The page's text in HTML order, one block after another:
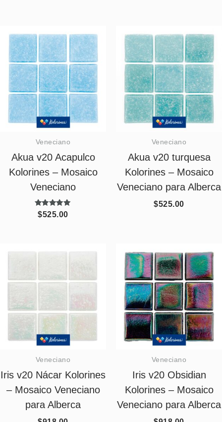
Veneciano
Akua v20 Acapulco
Kolorines – Mosaico
Veneciano
Valorado
con
$525.00
Veneciano
Akua v20 turquesa
Kolorines – Mosaico
Veneciano para Alberca
$525.00
Veneciano
Iris v20 Nácar Kolorines
– Mosaico Veneciano
para Alberca
Veneciano
Iris v20 Obsidian
Kolorines – Mosaico
Veneciano para Alberca